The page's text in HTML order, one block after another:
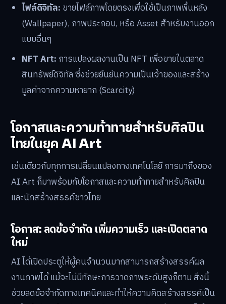
ไฟล์ดิจิทัล: ขายไฟล์ภาพโดยตรงเพื่อใช้เป็นภาพพื้นหลัง
(Wallpaper), ภาพประกอบ, หรือ Asset สำหรับงานออก
แบบอื่นๆ
NFT Art: การแปลงผลงานเป็น NFT เพื่อขายในตลาด
สินทรัพย์ดิจิทัล ซึ่งช่วยยืนยันความเป็นเจ้าของและสร้าง
มูลค่าจากความหายาก (Scarcity)
โอกาสและความท้าทายสำหรับศิลปิน
ไทยในยุค AI Art
เช่นเดียวกับทุกการเปลี่ยนแปลงทางเทคโนโลยี การมาถึงของ
AI Art ก็มาพร้อมกับโอกาสและความท้าทายสำหรับศิลปิน
และนักสร้างสรรค์ชาวไทย
โอกาส: ลดข้อจำกัด เพิ่มความเร็ว และเปิดตลาด
ใหม่
AI ได้เปิดประตูให้ผู้คนจำนวนมากสามารถสร้างสรรค์ผล
งานภาพได้ แม้จะไม่มีทักษะการวาดภาพระดับสูงก็ตาม สิ่งนี้
ช่วยลดข้อจำกัดทางเทคนิคและทำให้ความคิดสร้างสรรค์เป็น